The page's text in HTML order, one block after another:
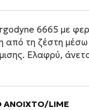
6665 με
από τη ζέστη
Ελαφρύ,
ΑΝΟΙΧΤΟ/LIME